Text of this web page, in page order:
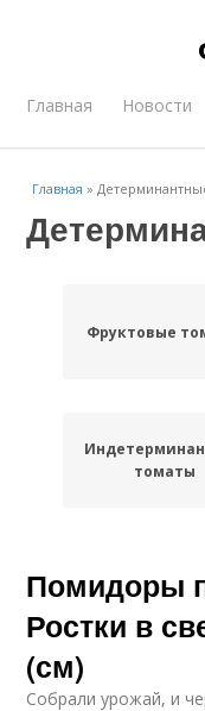
Главная Новости
Главная »
Фруктовые
томаты
Томаты на
Помидоры
Ростки в
(см)
Собрали урожай, и